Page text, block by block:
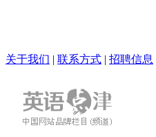
关于我们 | 联系方式 | 招聘信息